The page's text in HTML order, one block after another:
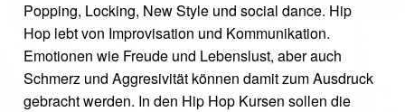
Popping, Locking, New Style und social dance. Hip
Hop lebt von Improvisation und Kommunikation.
Emotionen wie Freude und Lebenslust, aber auch
Schmerz und Aggresivität können damit zum Ausdruck
gebracht werden. In den Hip Hop Kursen sollen die